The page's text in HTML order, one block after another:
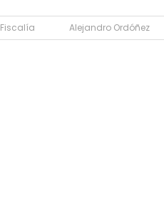
Fiscalía Alejandro Ordóñez